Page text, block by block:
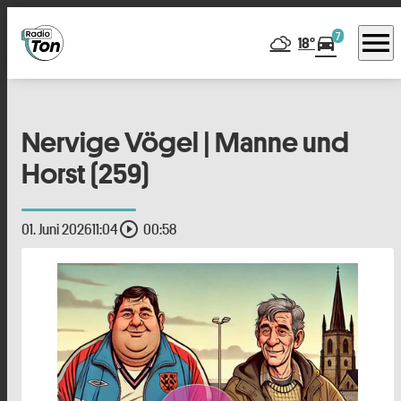
18°directions_car7 menu
Nervige Vögel | Manne und
Horst (259)
01. Juni 202611:04play_circle_outline 00:58